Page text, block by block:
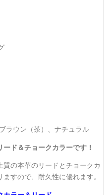
ラウン（茶）、ナチュラル
ド＆チョークカラーです！
の本革のリードとチョークカ
すので、耐久性に優れます。